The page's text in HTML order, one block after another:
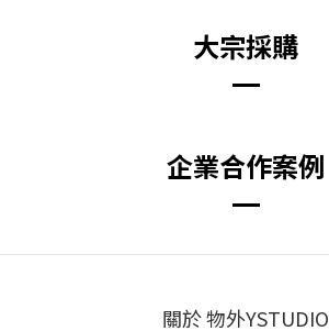
大宗採購
企業合作案例
關於 物外YSTUDIO